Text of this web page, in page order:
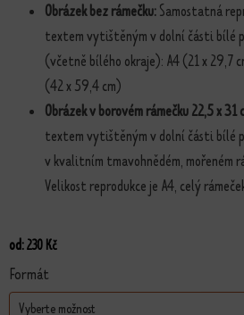
Obrázek bez rámečku:Samostatná
textem vytištěným v dolní části bílé
(včetně bílého okraje): A4 (21 x 29,7
(42 x 59,4 cm)
Obrázek v borovém rámečku 22,5 x 31
textem vytištěným v dolní části bílé
v kvalitním tmavohnědém, mořeném
Velikost reprodukce je A4, celý
od:230 Kč
Formát